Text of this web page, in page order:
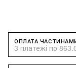
ОПЛАТА
3 платежі по